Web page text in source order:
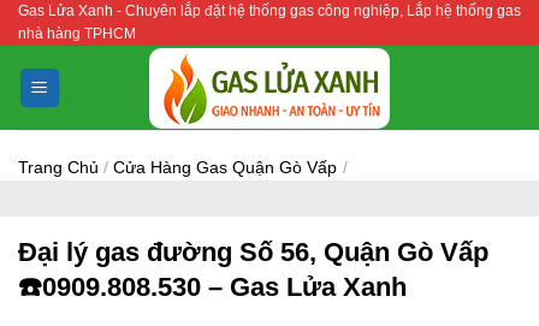
Bỏ
qua
nội
dung
Gas Lửa Xanh - Chuyên lắp đặt hệ thống gas công nghiệp, Lắp hệ thống gas
nhà hàng TPHCM
Trang Chủ / Cửa Hàng Gas Quận Gò Vấp /
Đại lý gas đường Số 56, Quận Gò Vấp
☎️0909.808.530 – Gas Lửa Xanh